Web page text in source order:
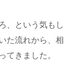
、という気もし
た流れから、相
てきました。